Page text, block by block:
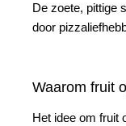
De zoete, pittige
door
Waarom fruit
Het idee om fruit